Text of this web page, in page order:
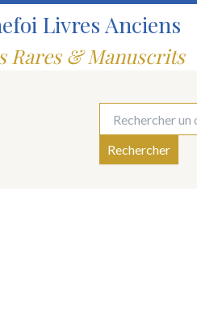
Livres Anciens
Rares & Manuscrits